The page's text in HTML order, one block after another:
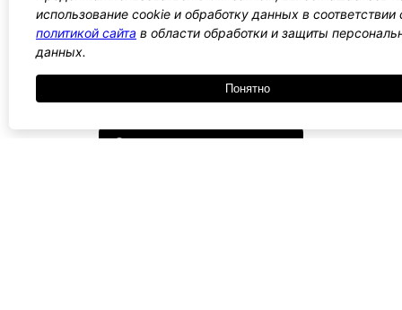
редактора!
Подробнее →
Все WordPress шаблоны →
использование cookie и обработку данных в соответствии
политикой сайта в области обработки и защиты
данных.
Понятно